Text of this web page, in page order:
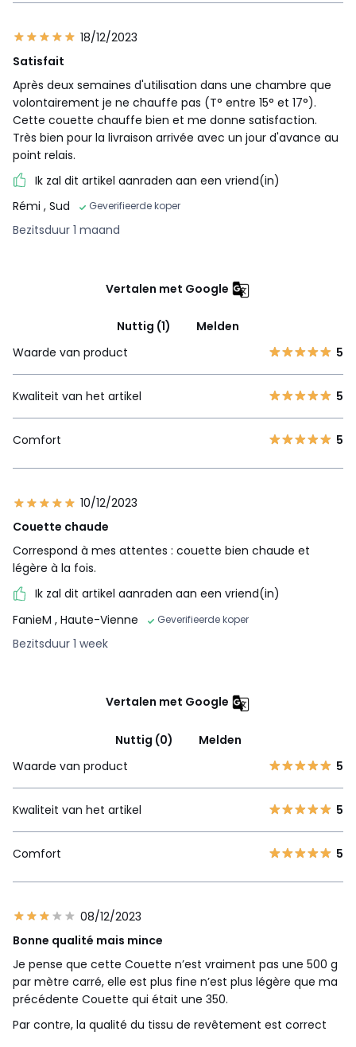
18/12/2023
Satisfait
Après deux semaines d'utilisation dans une chambre que
volontairement je ne chauffe pas (T° entre 15° et 17°).
Cette couette chauffe bien et me donne satisfaction.
Très bien pour la livraison arrivée avec un jour d'avance au
point relais.
Ik zal dit artikel aanraden aan een vriend(in)
Rémi , Sud Geverifieerde koper
Bezitsduur 1 maand
Vertalen met Google
Nuttig (1)
Melden
Waarde van product
5
Kwaliteit van het artikel 5
Comfort 5
10/12/2023
Couette chaude
Correspond à mes attentes : couette bien chaude et
légère à la fois.
Ik zal dit artikel aanraden aan een vriend(in)
FanieM , Haute-Vienne Geverifieerde koper
Bezitsduur 1 week
Vertalen met Google
Nuttig (0)
Melden
Waarde van product
5
Kwaliteit van het artikel 5
Comfort 5
08/12/2023
Bonne qualité mais mince
Je pense que cette Couette n’est vraiment pas une 500 g
par mètre carré, elle est plus fine n’est plus légère que ma
précédente Couette qui était une 350.
Par contre, la qualité du tissu de revêtement est correct